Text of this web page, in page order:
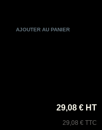
29,08 € HT
29,08 € TTC